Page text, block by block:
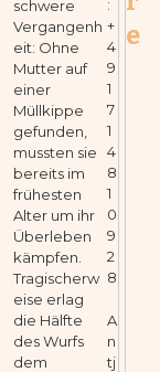
schwere
Vergangenh
eit: Ohne
Mutter auf
einer
Müllkippe
gefunden,
mussten sie
bereits im
frühesten
Alter um ihr
Überleben
kämpfen.
Tragischerw
eise erlag
die Hälfte
des Wurfs
dem
:
+
4
9
1
7
1
4
8
1
0
9
2
8
A
n
tj
e